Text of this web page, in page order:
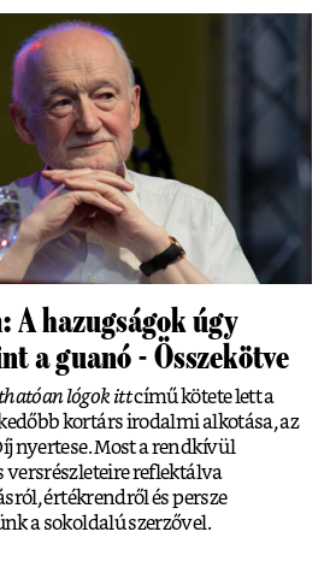
A hazugságok úgy
a guanó - Összekötve
lógok ittcímű kötete lett a
kortárs irodalmi alkotása, az
nyertese. Most a rendkívül
versrészleteire reflektálva
értékrendről és persze
a sokoldalú szerzővel.